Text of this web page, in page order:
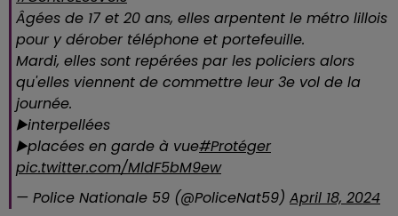
Âgées de 17 et 20 ans, elles arpentent le métro lillois
pour y dérober téléphone et portefeuille.
Mardi, elles sont repérées par les policiers alors
qu'elles viennent de commettre leur 3e vol de la
journée.
▶️interpellées
▶️placées en garde à vue#Protéger
pic.twitter.com/MldF5bM9ew
— Police Nationale 59 (@PoliceNat59) April 18, 2024